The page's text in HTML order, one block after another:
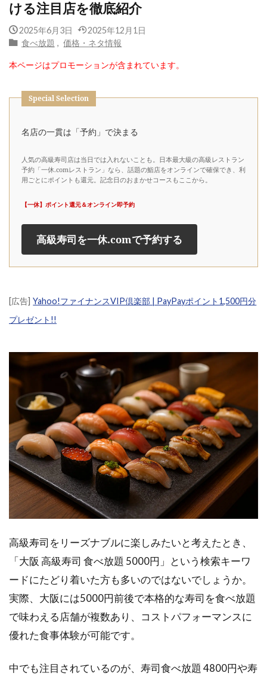
ける注目店を徹底紹介
2025年6月3日
2025年12月1日
食べ放題 , 価格・ネタ情報
本ページはプロモーションが含まれています。
Special Selection
名店の一貫は「予約」で決まる
人気の高級寿司店は当日では入れないことも。日本最大級の高級レストラン
予約「一休.comレストラン」なら、話題の鮨店をオンラインで確保でき、利
用ごとにポイントも還元。記念日のおまかせコースもここから。
【一休】ポイント還元＆オンライン即予約
高級寿司を一休.comで予約する
[広告] Yahoo!ファイナンスVIP倶楽部 | PayPayポイント1,500円分
プレゼント!!
高級寿司をリーズナブルに楽しみたいと考えたとき、
「大阪 高級寿司 食べ放題 5000円」という検索キーワ
ードにたどり着いた方も多いのではないでしょうか。
実際、大阪には5000円前後で本格的な寿司を食べ放題
で味わえる店舗が複数あり、コストパフォーマンスに
優れた食事体験が可能です。
中でも注目されているのが、寿司食べ放題 4800円や寿